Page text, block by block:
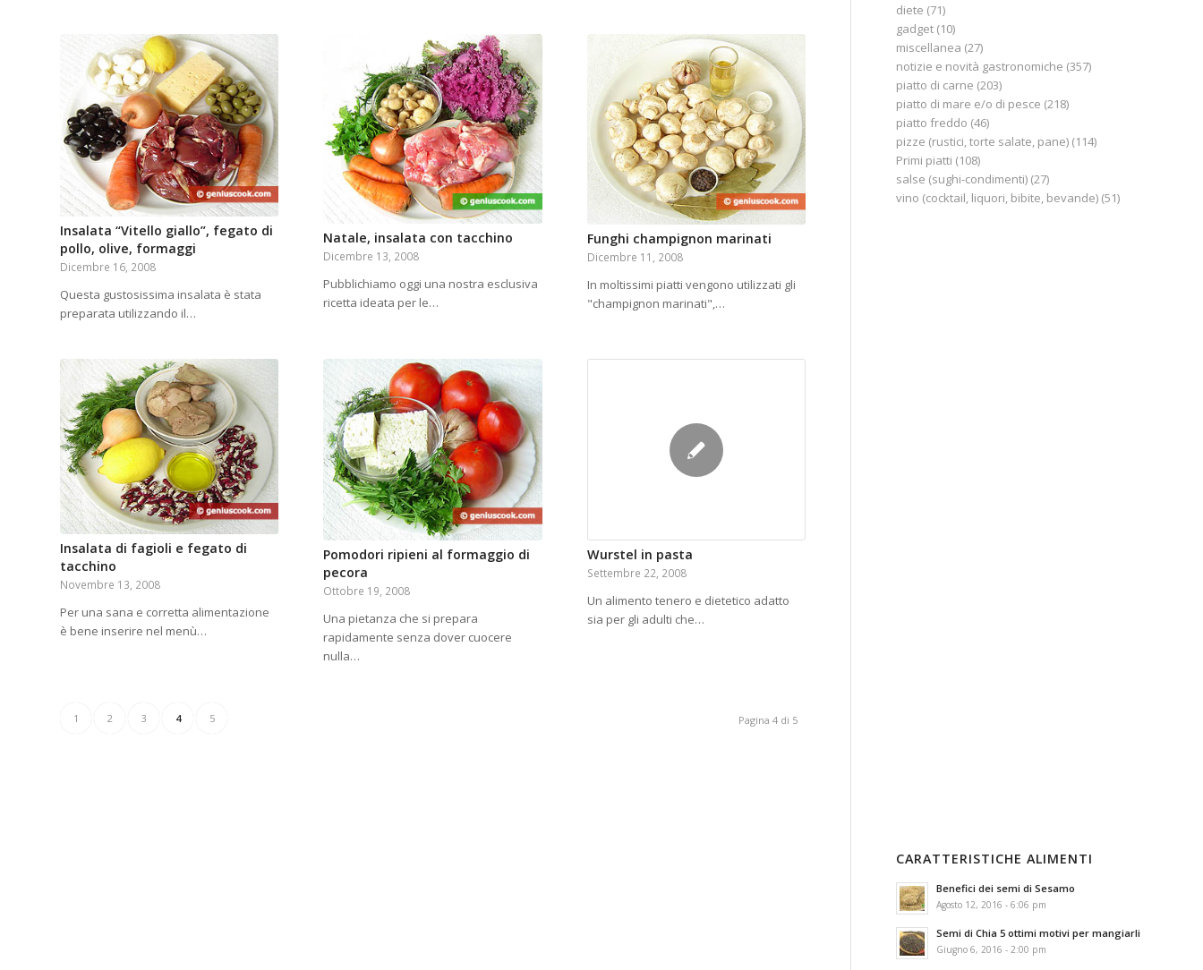
Insalata “Vitello giallo”, fegato di
pollo, olive, formaggi
Dicembre 16, 2008
Questa gustosissima insalata è stata
preparata utilizzando il…
Natale, insalata con tacchino
Dicembre 13, 2008
Pubblichiamo oggi una nostra esclusiva
ricetta ideata per le…
Funghi champignon marinati
Dicembre 11, 2008
In moltissimi piatti vengono utilizzati gli
"champignon marinati",…
Insalata di fagioli e fegato di
tacchino
Novembre 13, 2008
Per una sana e corretta alimentazione
è bene inserire nel menù…
Pomodori ripieni al formaggio di
pecora
Ottobre 19, 2008
Una pietanza che si prepara
rapidamente senza dover cuocere
nulla…
Wurstel in pasta
Settembre 22, 2008
Un alimento tenero e dietetico adatto
sia per gli adulti che…
Pagina 4 di 5
1 2 3 4 5
diete (71)
gadget (10)
miscellanea (27)
notizie e novità gastronomiche (357)
piatto di carne (203)
piatto di mare e/o di pesce (218)
piatto freddo (46)
pizze (rustici, torte salate, pane) (114)
Primi piatti (108)
salse (sughi-condimenti) (27)
vino (cocktail, liquori, bibite, bevande) (51)
CARATTERISTICHE ALIMENTI
Benefici dei semi di Sesamo
Agosto 12, 2016 - 6:06 pm
Semi di Chia 5 ottimi motivi per mangiarli
Giugno 6, 2016 - 2:00 pm